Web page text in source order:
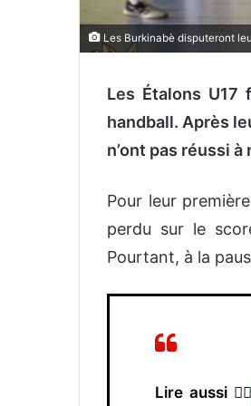
Les Burkinabè disputeront
Les Étalons U17
handball. Après
n’ont pas réussi
Pour leur
perdu sur le
Pourtant, à la
Lire aussi 👉🏿